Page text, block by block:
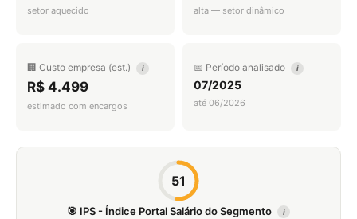
setor aquecido alta — setor dinâmico
🏢 Custo empresa (est.) i
R$ 4.499
estimado com encargos
📅 Período analisado i
07/2025
até 06/2026
51
🎯 IPS - Índice Portal Salário do Segmento i